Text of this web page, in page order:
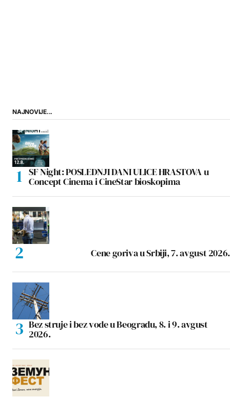
NAJNOVIJE...
SF Night: POSLEDNJI DANI ULICE HRASTOVA u
Concept Cinema i CineStar bioskopima
Cene goriva u Srbiji, 7. avgust 2026.
Bez struje i bez vode u Beogradu, 8. i 9. avgust
2026.